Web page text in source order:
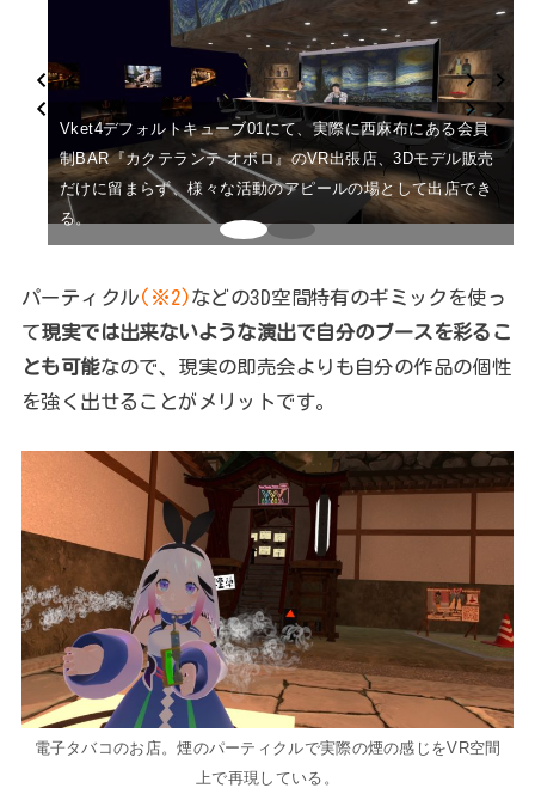
Vket4デフォルトキューブ01にて、実際に西麻布にある会員
制BAR『カクテランテ オボロ』のVR出張店、3Dモデル販売
だけに留まらず、様々な活動のアピールの場として出店でき
る。
パーティクル(※2)などの3D空間特有のギミックを使っ
て現実では出来ないような演出で自分のブースを彩るこ
とも可能なので、現実の即売会よりも自分の作品の個性
を強く出せることがメリットです。
電子タバコのお店。煙のパーティクルで実際の煙の感じをVR空間
上で再現している。